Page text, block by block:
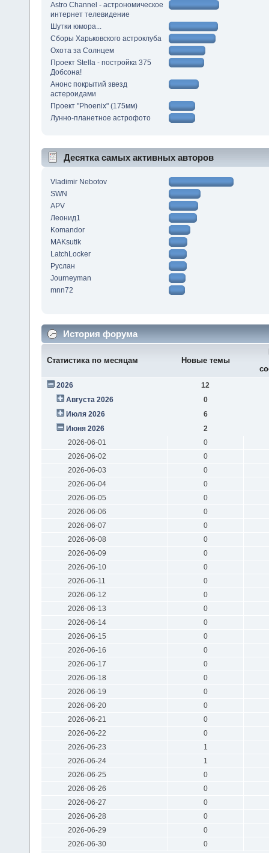
Astro Channel - астрономическое
интернет телевидение
Шутки юмора...
Сборы Харьковского астроклуба
Охота за Солнцем
Проект Stella - постройка 375
Добсона!
Анонс покрытий звезд
астероидами
Проект "Phoenix" (175мм)
Лунно-планетное астрофото
Десятка самых активных авторов
Vladimir Nebotov
SWN
APV
Леонид1
Komandor
MAKsutik
LatchLocker
Руслан
Journeyman
mnn72
История форума
Статистика по месяцам Новые темы
2026
12
Августа 2026
0
Июля 2026
6
Июня 2026
2
2026-06-01
0
2026-06-02
0
2026-06-03
0
2026-06-04
0
2026-06-05
0
2026-06-06
0
2026-06-07
0
2026-06-08
0
2026-06-09
0
2026-06-10
0
2026-06-11
0
2026-06-12
0
2026-06-13
0
2026-06-14
0
2026-06-15
0
2026-06-16
0
2026-06-17
0
2026-06-18
0
2026-06-19
0
2026-06-20
0
2026-06-21
0
2026-06-22
0
2026-06-23
1
2026-06-24
1
2026-06-25
0
2026-06-26
0
2026-06-27
0
2026-06-28
0
2026-06-29
0
2026-06-30
0